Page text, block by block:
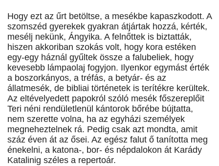
Hogy ezt az űrt betöltse, a mesékbe kapaszkodott. A
szomszéd gyerekek gyakran átjártak hozzá, kérték,
mesélj nekünk, Ángyika. A felnőttek is biztatták,
hiszen akkoriban szokás volt, hogy kora estéken
egy-egy háznál gyűltek össze a falubeliek, hogy
kevesebb lámpaolaj fogyjon. Ilyenkor egymást érték
a boszorkányos, a tréfás, a betyár- és az
állatmesék, de bibliai történetek is terítékre kerültek.
Az eltévelyedett papokról szóló mesék főszereplőit
Teri néni rendületlenül kántorok bőrébe bújtatta,
nem szerette volna, ha az egyházi személyek
megneheztelnek rá. Pedig csak azt mondta, amit
száz éven át az ősei. Az egész falut ő tanította meg
énekelni, a katona-, bor- és népdalokon át Karády
Katalinig széles a repertoár.